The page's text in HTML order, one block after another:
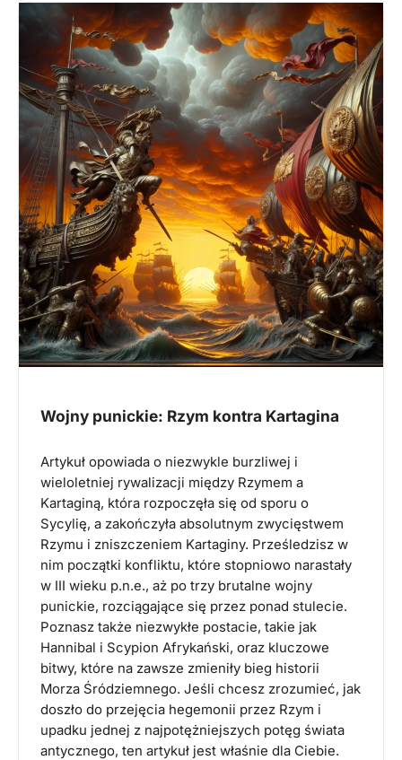
Wojny punickie: Rzym kontra Kartagina
Artykuł opowiada o niezwykle burzliwej i
wieloletniej rywalizacji między Rzymem a
Kartaginą, która rozpoczęła się od sporu o
Sycylię, a zakończyła absolutnym zwycięstwem
Rzymu i zniszczeniem Kartaginy. Prześledzisz w
nim początki konfliktu, które stopniowo narastały
w III wieku p.n.e., aż po trzy brutalne wojny
punickie, rozciągające się przez ponad stulecie.
Poznasz także niezwykłe postacie, takie jak
Hannibal i Scypion Afrykański, oraz kluczowe
bitwy, które na zawsze zmieniły bieg historii
Morza Śródziemnego. Jeśli chcesz zrozumieć, jak
doszło do przejęcia hegemonii przez Rzym i
upadku jednej z najpotężniejszych potęg świata
antycznego, ten artykuł jest właśnie dla Ciebie.